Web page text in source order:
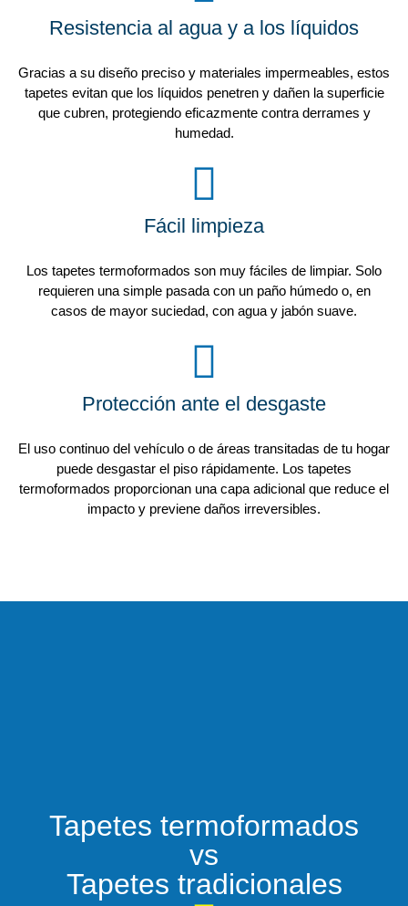
Resistencia al agua y a los líquidos
Gracias a su diseño preciso y materiales impermeables, estos
tapetes evitan que los líquidos penetren y dañen la superficie
que cubren, protegiendo eficazmente contra derrames y
humedad.
Fácil limpieza
Los tapetes termoformados son muy fáciles de limpiar. Solo
requieren una simple pasada con un paño húmedo o, en
casos de mayor suciedad, con agua y jabón suave.
Protección ante el desgaste
El uso continuo del vehículo o de áreas transitadas de tu hogar
puede desgastar el piso rápidamente. Los tapetes
termoformados proporcionan una capa adicional que reduce el
impacto y previene daños irreversibles.
Tapetes termoformados
vs
Tapetes tradicionales